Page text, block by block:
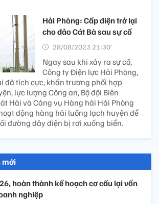
Hải Phòng: Cấp điện trở lại
cho đảo Cát Bà sau sự cố
28/08/2023 21:30’
Ngay sau khi xảy ra sự cố,
Công ty Điện lực Hải Phòng,
đã tích cực, khẩn trương phối hợp
lực lượng Công an, Bộ đội Biên
Hải và Cảng vụ Hàng hải Hải Phòng
động hàng hải luồng lạch huyện để
đường dây điện bị rơi xuống biển.
mới
hoàn thành kế hoạch cơ cấu lại vốn
nghiệp